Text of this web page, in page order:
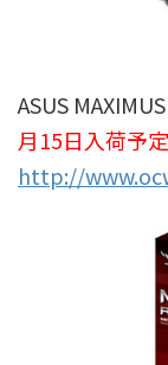
ASUS
月15日入荷予定
http://